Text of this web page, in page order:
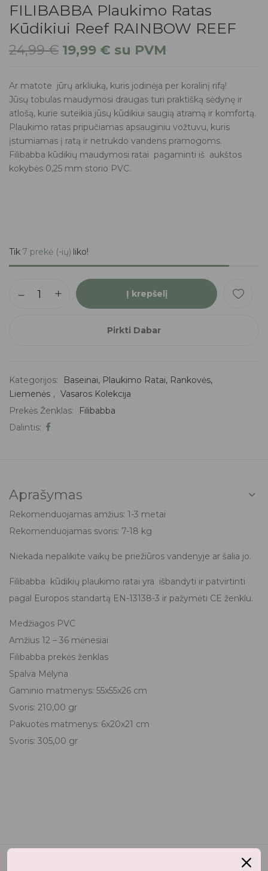
FILIBABBA Plaukimo Ratas
Kūdikiui Reef RAINBOW REEF
24,99€ 19,99 € su PVM
Ar matote jūrų arkliuką, kuris jodinėja per koralinį rifą!
Jūsų tobulas maudymosi draugas turi praktišką sėdynę ir
atlošą, kurie suteikia jūsų kūdikiui saugią atramą ir komfortą.
Plaukimo ratas pripučiamas apsauginiu vožtuvu, kuris
įstumiamas į ratą ir netrukdo vandens pramogoms.
Filibabba kūdikių maudymosi ratai pagaminti iš aukštos
kokybės 0,25 mm storio PVC.
Tik 7 prekė (-ių) liko!
Į krepšelį
Pirkti Dabar
Kategorijos:
Baseinai, Plaukimo Ratai, Rankovės,
Liemenės , Vasaros Kolekcija
Prekės Ženklas:
Filibabba
Dalintis:
Aprašymas
Rekomenduojamas amžius: 1-3 metai
Rekomenduojamas svoris: 7-18 kg
Niekada nepalikite vaikų be priežiūros vandenyje ar šalia jo.
Filibabba kūdikių plaukimo ratai yra išbandyti ir patvirtinti
pagal Europos standartą EN-13138-3 ir pažymėti CE ženklu.
Medžiagos PVC
Amžius 12 – 36 mėnesiai
Filibabba prekės ženklas
Spalva Mėlyna
Gaminio matmenys: 55x55x26 cm
Svoris: 210,00 gr
Pakuotės matmenys: 6x20x21 cm
Svoris: 305,00 gr